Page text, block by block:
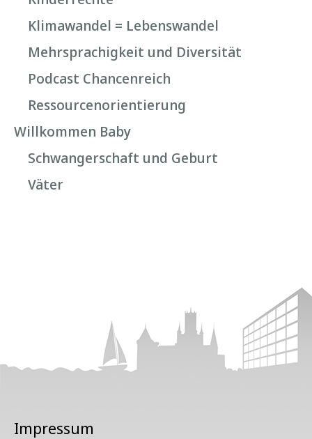
Klimawandel = Lebenswandel
Mehrsprachigkeit und Diversität
Podcast Chancenreich
Ressourcenorientierung
Willkommen Baby
Schwangerschaft und Geburt
Väter
Impressum